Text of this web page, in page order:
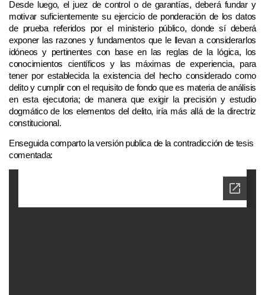
Desde luego, el juez de control o de garantías, deberá fundar y
motivar suficientemente su ejercicio de ponderación de los datos
de prueba referidos por el ministerio público, donde sí deberá
exponer las razones y fundamentos que le llevan a considerarlos
idóneos y pertinentes con base en las reglas de la lógica, los
conocimientos científicos y las máximas de experiencia, para
tener por establecida la existencia del hecho considerado como
delito y cumplir con el requisito de fondo que es materia de análisis
en esta ejecutoria; de manera que exigir la precisión y estudio
dogmático de los elementos del delito, iría más allá de la directriz
constitucional.
Enseguida comparto la versión publica de la contradicción de tesis
comentada: